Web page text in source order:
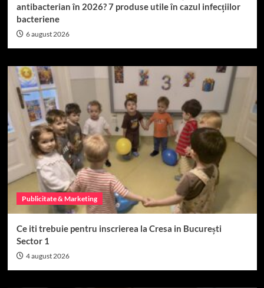
antibacterian în 2026? 7 produse utile în cazul infecțiilor
bacteriene
6 august 2026
Publicitate & Marketing
Ce iti trebuie pentru inscrierea la Cresa in București
Sector 1
4 august 2026